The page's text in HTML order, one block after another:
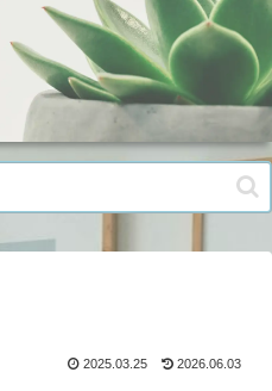
2025.03.25 2026.06.03